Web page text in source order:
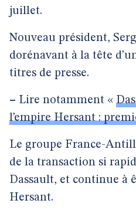
juillet.
Nouveau président,
dorénavant à la tête
titres de presse.
– Lire notamment «
l’empire Hersant :
Le groupe France-
de la transaction si
Dassault, et continue à
Hersant.